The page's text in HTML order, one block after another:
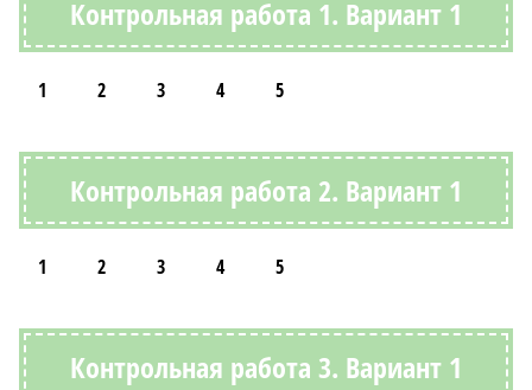
Контрольная работа 1. Вариант 1
1 2 3 4 5
Контрольная работа 2. Вариант 1
1 2 3 4 5
Контрольная работа 3. Вариант 1